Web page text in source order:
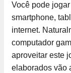
Você pode
smartphone,
internet.
computador
aproveitar este
elaborados vão